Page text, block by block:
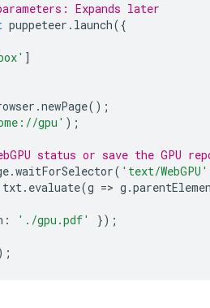
Expands later
puppeteer . launch({
]
.newPage();
gpu' );
status or save the GPU
.waitForSelector( 'text/WebGPU'
txt. evaluate(g => g .
: './gpu.pdf' });